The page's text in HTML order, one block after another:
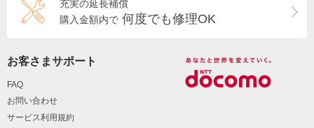
充実の延長補償
購入金額内で 何度でも修理OK
お客さまサポート
FAQ
お問い合わせ
サービス利用規約